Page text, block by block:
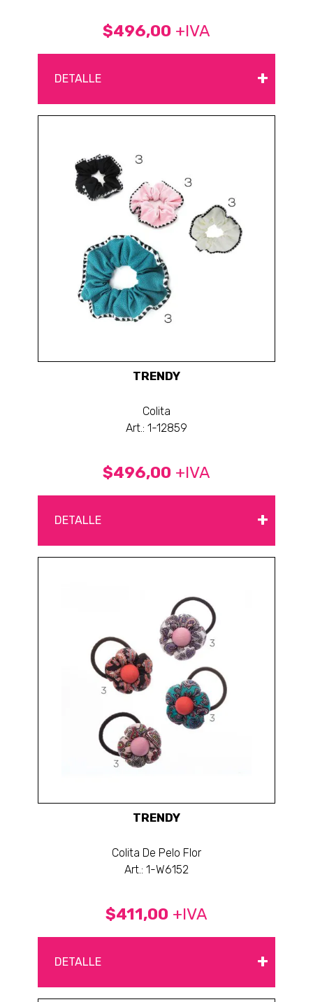
$496,00 +IVA
DETALLE +
TRENDY
Colita
Art.: 1-12859
$496,00 +IVA
DETALLE +
TRENDY
Colita De Pelo Flor
Art.: 1-W6152
$411,00 +IVA
DETALLE +